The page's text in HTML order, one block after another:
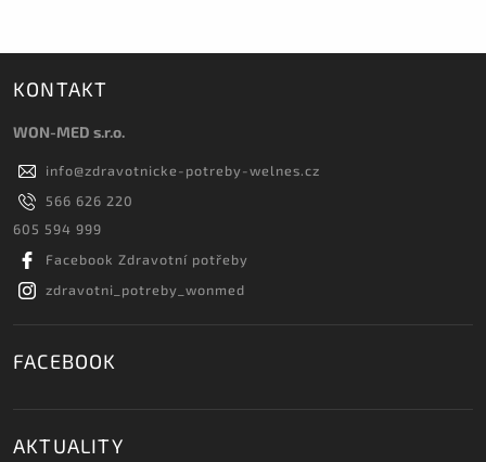
KONTAKT
WON-MED s.r.o.
info@zdravotnicke-potreby-welnes.cz
566 626 220
605 594 999
Facebook Zdravotní potřeby
zdravotni_potreby_wonmed
FACEBOOK
AKTUALITY